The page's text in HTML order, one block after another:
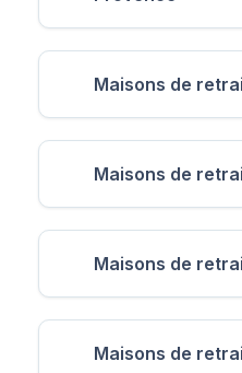
Maisons de
Maisons de
Maisons de
Maisons de